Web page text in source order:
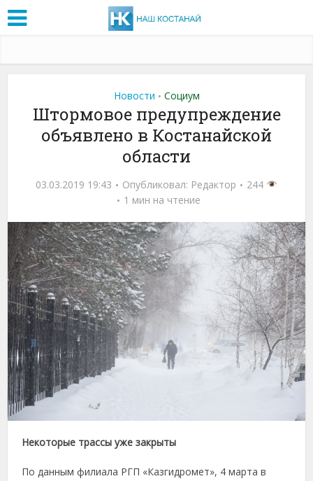
Новости • Социум
Штормовое предупреждение
объявлено в Костанайской
области
03.03.2019 19:43 Опубликовал: Редактор
244
1 мин на чтение
Некоторые трассы уже закрыты
По данным филиала РГП «Казгидромет», 4 марта в